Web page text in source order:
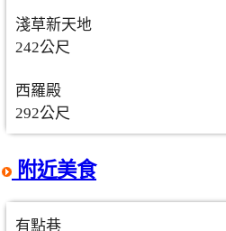
淺草新天地
242公尺
西羅殿
292公尺
附近美食
有點巷